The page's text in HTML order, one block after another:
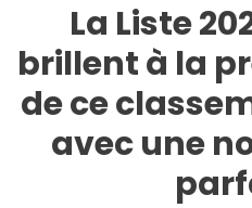
La Liste
brillent à la
de ce
avec une